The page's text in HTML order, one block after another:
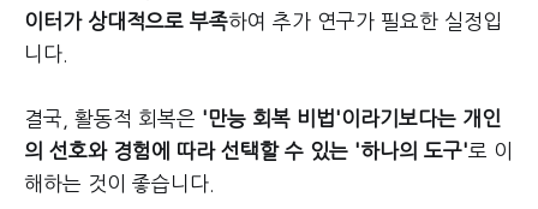
이터가 상대적으로 부족하여 추가 연구가 필요한 실정입
니다.
결국, 활동적 회복은 '만능 회복 비법'이라기보다는 개인
의 선호와 경험에 따라 선택할 수 있는 '하나의 도구'로 이
해하는 것이 좋습니다.